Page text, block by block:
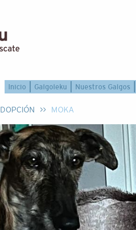
Inicio Galgoleku Nuestros Galgos
>> MOKA